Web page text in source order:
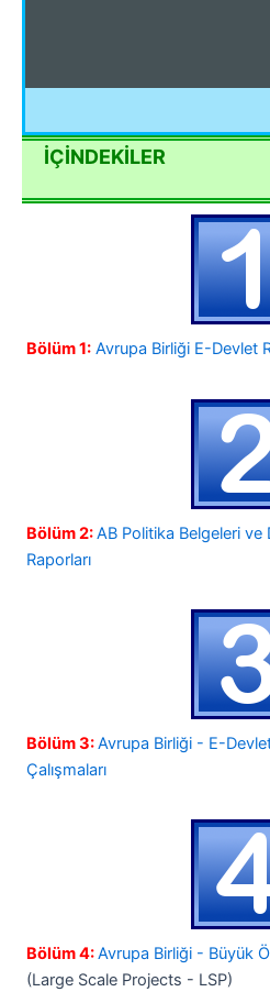
İÇİNDEKİLER
Bölüm 1: Avrupa Birliği E-Devlet
Bölüm 2:AB Politika Belgeleri ve
Raporları
Bölüm 3:Avrupa Birliği - E-
Çalışmaları
Bölüm 4:Avrupa Birliği - Büyük
(Large Scale Projects - LSP)